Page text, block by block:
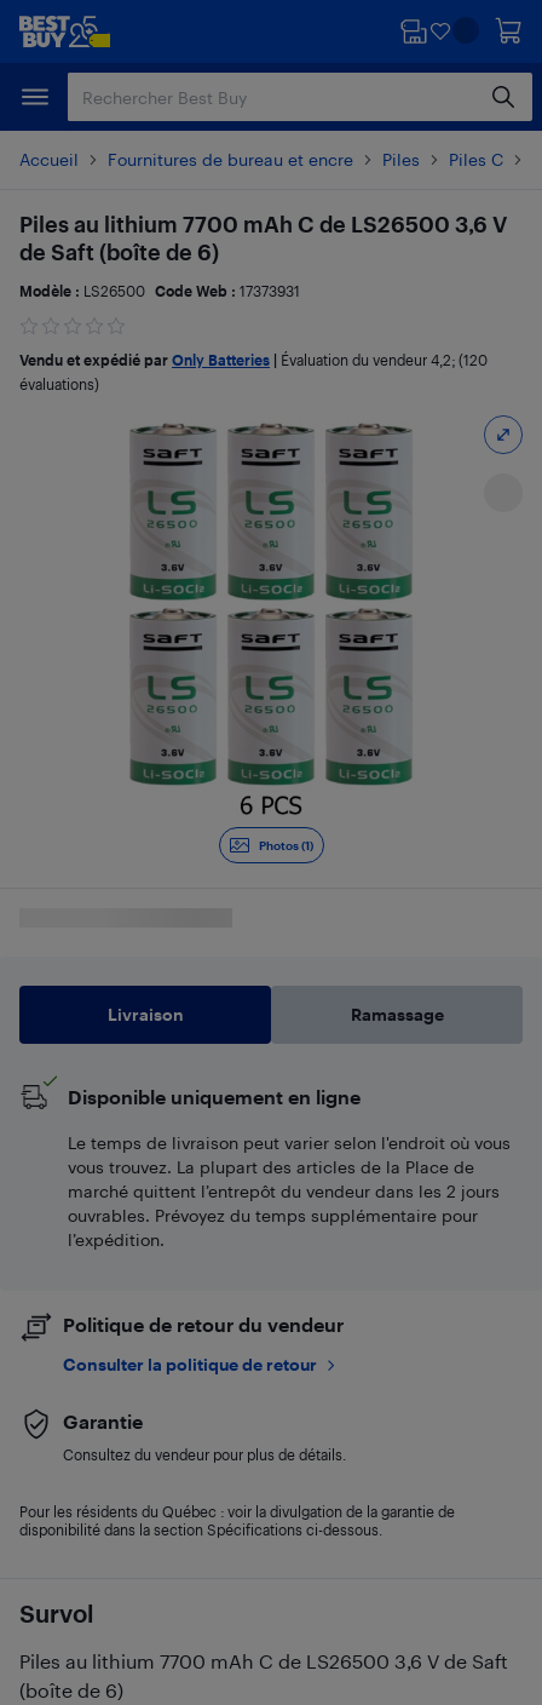
Passer
principal
Passer
Accueil Fournitures de bureau et encre Piles Piles C
Photos (1)
Survol
Piles au lithium 7700 mAh C de LS26500 3,6 V de Saft
(boîte de 6)
Piles au lithium 7700 mAh C de LS26500 3,6 V
de Saft (boîte de 6)
Modèle : LS26500 Code Web : 17373931
Vendu et expédié par Only Batteries Évaluation du vendeur 4,2; (120
évaluations)
Livraison Ramassage
Disponible uniquement en ligne
Le temps de livraison peut varier selon l'endroit où vous
vous trouvez. La plupart des articles de la Place de
marché quittent l’entrepôt du vendeur dans les 2 jours
ouvrables. Prévoyez du temps supplémentaire pour
l’expédition.
Politique de retour du vendeur
Consulter la politique de retour
Garantie
Consultez du vendeur pour plus de détails.
Pour les résidents du Québec : voir la divulgation de la garantie de
disponibilité dans la section Spécifications ci-dessous.